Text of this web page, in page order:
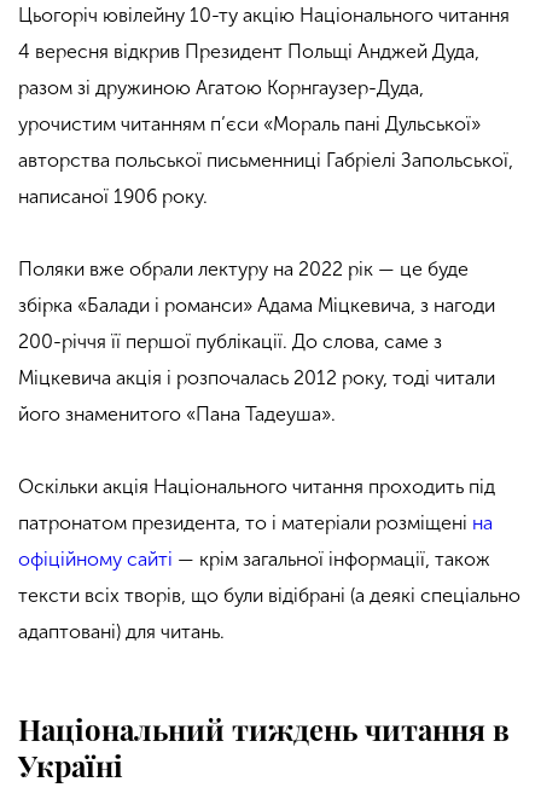
Цьогоріч ювілейну 10-ту акцію Національного читання
4 вересня відкрив Президент Польщі Анджей Дуда,
разом зі дружиною Агатою Корнгаузер-Дуда,
урочистим читанням п’єси «Мораль пані Дульської»
авторства польської письменниці Габріелі Запольської,
написаної 1906 року.
Поляки вже обрали лектуру на 2022 рік — це буде
збірка «Балади і романси» Адама Міцкевича, з нагоди
200-річчя її першої публікації. До слова, саме з
Міцкевича акція і розпочалась 2012 року, тоді читали
його знаменитого «Пана Тадеуша».
Оскільки акція Національного читання проходить під
патронатом президента, то і матеріали розміщені на
офіційному сайті — крім загальної інформації, також
тексти всіх творів, що були відібрані (а деякі спеціально
адаптовані) для читань.
Національний тиждень читання в
Україні